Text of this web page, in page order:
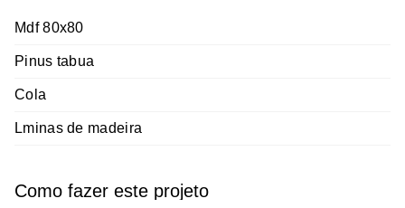
Mdf 80x80
Pinus tabua
Cola
Lminas de madeira
Como fazer este projeto